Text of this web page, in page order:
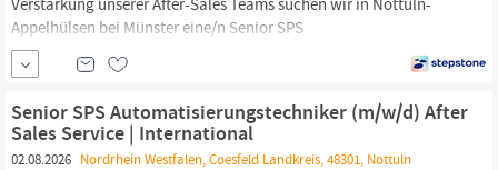
Appelhülsen bei Münster eine/n Senior SPS
Automatisierungstechniker
International Technischer Support für die bestehende
Kundenbasis im After‑Sales‑Umfeld. Fokus auf Fehleranalyse,
SPS‑Diagnose und Sicherstellung der Anlagenstabilität im Feld.
Remote‑Unterstützung...
Senior SPS Automatisierungstechniker (m/w/d) After
Sales Service | International
02.08.2026 Nordrhein Westfalen, Coesfeld Landkreis, 48301, Nottuln